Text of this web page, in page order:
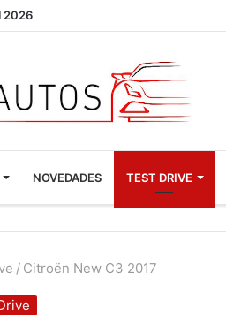
2026
NOVEDADES TEST DRIVE
/ Citroën New C3 2017